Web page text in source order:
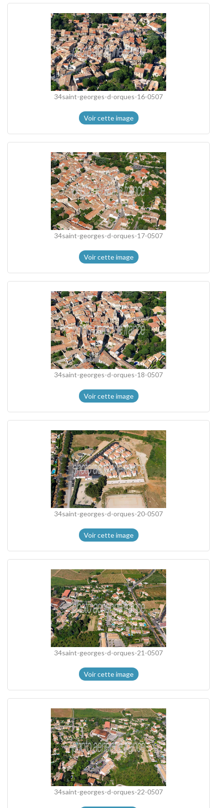
34saint-georges-d-orques-16-0507
Voir cette image
34saint-georges-d-orques-17-0507
Voir cette image
34saint-georges-d-orques-18-0507
Voir cette image
34saint-georges-d-orques-20-0507
Voir cette image
34saint-georges-d-orques-21-0507
Voir cette image
34saint-georges-d-orques-22-0507